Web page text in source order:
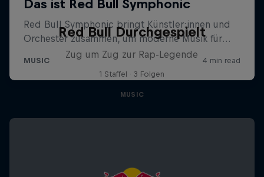
Red Bull Durchgespielt
Zug um Zug zur Rap-Legende
1 Staffel · 3 Folgen
MUSIC